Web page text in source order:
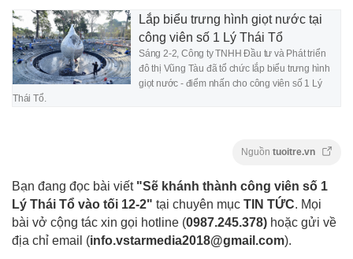
Lắp biểu trưng hình giọt nước tại
công viên số 1 Lý Thái Tổ
Sáng 2-2, Công ty TNHH Đầu tư và Phát triển
đô thị Vũng Tàu đã tổ chức lắp biểu trưng hình
giọt nước - điểm nhấn cho công viên số 1 Lý
Thái Tổ.
Nguồn tuoitre.vn
Bạn đang đọc bài viết "Sẽ khánh thành công viên số 1
Lý Thái Tổ vào tối 12-2" tại chuyên mục TIN TỨC. Mọi
bài vở cộng tác xin gọi hotline (0987.245.378) hoặc gửi về
địa chỉ email (info.vstarmedia2018@gmail.com).